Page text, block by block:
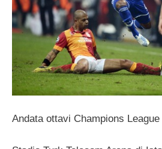
Andata ottavi Champions League